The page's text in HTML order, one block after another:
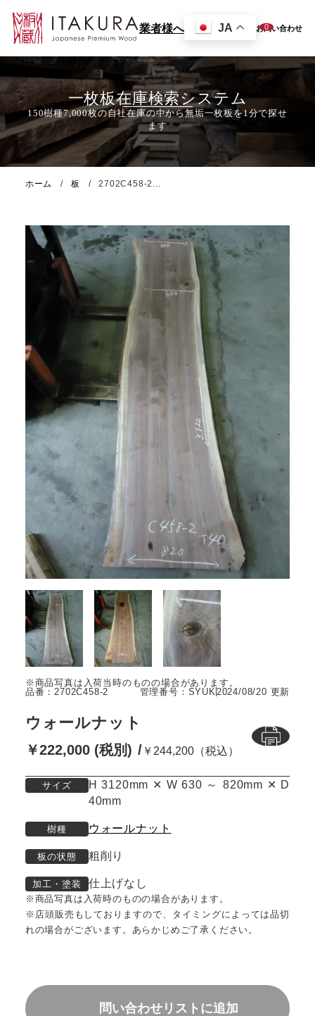
業者様へ JA 0
お問い合わせ
一枚板在庫検索システム
ホーム 板 2702C458-2...
品番：2702C458-2 管理番号：SYUK2024/08/20 更新
ウォールナット
￥222,000 (税別) ￥244,200（税込）
サイズ
H 3120mm ✕ W 630 ～ 820mm ✕ D
40mm
樹種 ウォールナット
板の状態 粗削り
加工・塗装 仕上げなし
※商品写真は入荷時のものの場合があります。
※店頭販売もしておりますので、タイミングによっては品切
れの場合がございます。あらかじめご了承ください。
問い合わせリストに追加